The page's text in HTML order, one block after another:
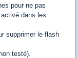
pour ne pas
dans les
supprimer le flash
testé).